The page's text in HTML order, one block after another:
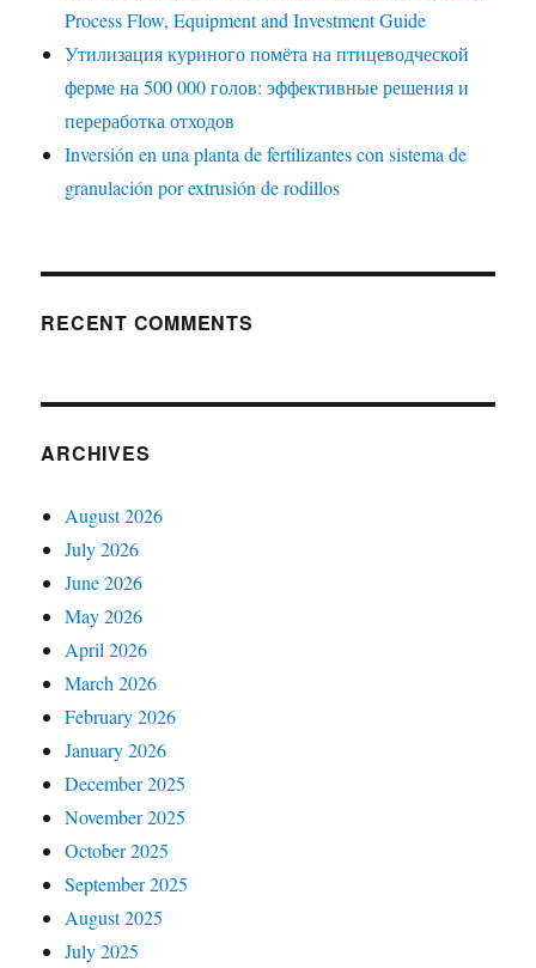
Process Flow, Equipment and Investment Guide
Утилизация куриного помёта на птицеводческой
ферме на 500 000 голов: эффективные решения и
переработка отходов
Inversión en una planta de fertilizantes con sistema de
granulación por extrusión de rodillos
RECENT COMMENTS
ARCHIVES
August 2026
July 2026
June 2026
May 2026
April 2026
March 2026
February 2026
January 2026
December 2025
November 2025
October 2025
September 2025
August 2025
July 2025